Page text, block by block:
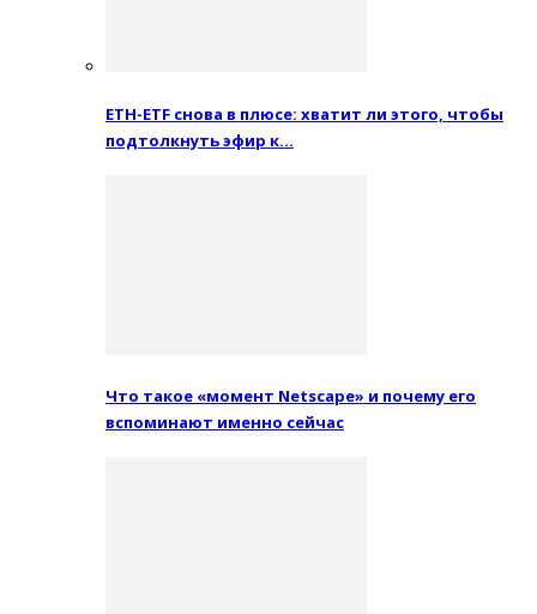
ETH-ETF снова в плюсе: хватит ли этого, чтобы
подтолкнуть эфир к…
Что такое «момент Netscape» и почему его
вспоминают именно сейчас